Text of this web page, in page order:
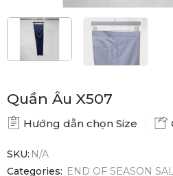
Quần Âu X507
Hướng dẫn chọn Size
SKU: N/A
Categories: END OF SEASON